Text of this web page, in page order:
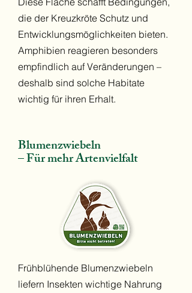
die der Kreuzkröte Schutz und
Entwicklungsmöglichkeiten bieten.
Amphibien reagieren besonders
empfindlich auf Veränderungen –
deshalb sind solche Habitate
wichtig für ihren Erhalt.
Blumenzwiebeln
– Für mehr Artenvielfalt
Frühblühende Blumenzwiebeln
liefern Insekten wichtige Nahrung